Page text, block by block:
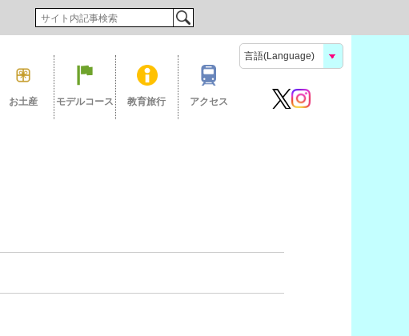
お土産 モデルコース 教育旅行 アクセス